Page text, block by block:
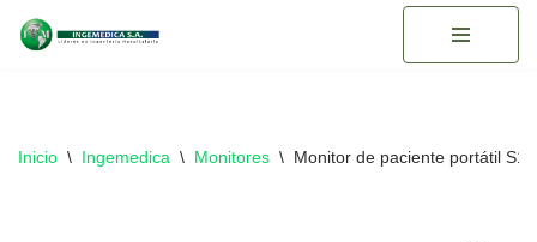
Inicio \ Ingemedica \ Monitores \ Monitor de paciente portátil S12